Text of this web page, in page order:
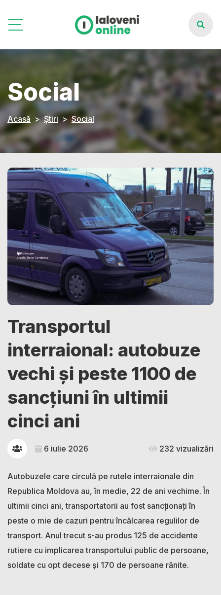
Social
Acasă Știri Social
Transportul
interraional: autobuze
vechi și peste 1100 de
sancțiuni în ultimii
cinci ani
6 iulie 2026 232 vizualizări
Autobuzele care circulă pe rutele interraionale din
Republica Moldova au, în medie, 22 de ani vechime. În
ultimii cinci ani, transportatorii au fost sancționați în
peste o mie de cazuri pentru încălcarea regulilor de
transport. Anul trecut s-au produs 125 de accidente
rutiere cu implicarea transportului public de persoane,
soldate cu opt decese și 170 de persoane rănite.